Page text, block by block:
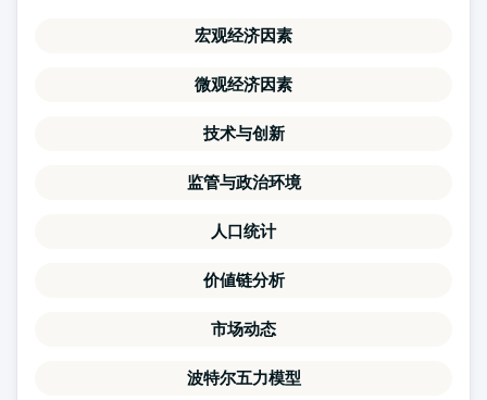
宏观经济因素
微观经济因素
技术与创新
监管与政治环境
人口统计
价値链分析
市场动态
波特尔五力模型